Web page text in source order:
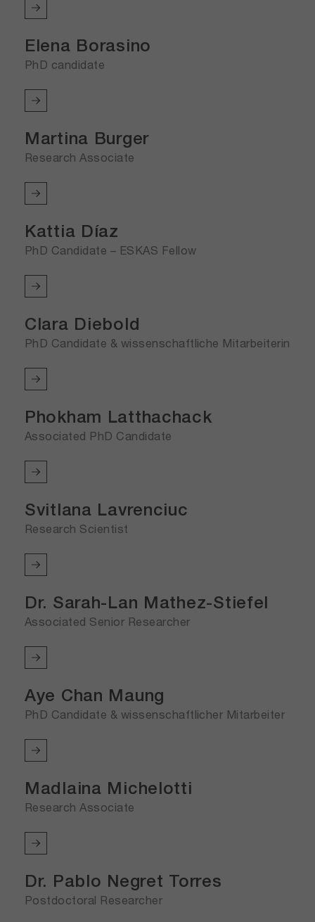
Elena Borasino
PhD candidate
Martina Burger
Research Associate
Kattia Díaz
PhD Candidate – ESKAS Fellow
Clara Diebold
PhD Candidate & wissenschaftliche Mitarbeiterin
Phokham Latthachack
Associated PhD Candidate
Svitlana Lavrenciuc
Research Scientist
Dr. Sarah-Lan Mathez-Stiefel
Associated Senior Researcher
Aye Chan Maung
PhD Candidate & wissenschaftlicher Mitarbeiter
Madlaina Michelotti
Research Associate
Dr. Pablo Negret Torres
Postdoctoral Researcher